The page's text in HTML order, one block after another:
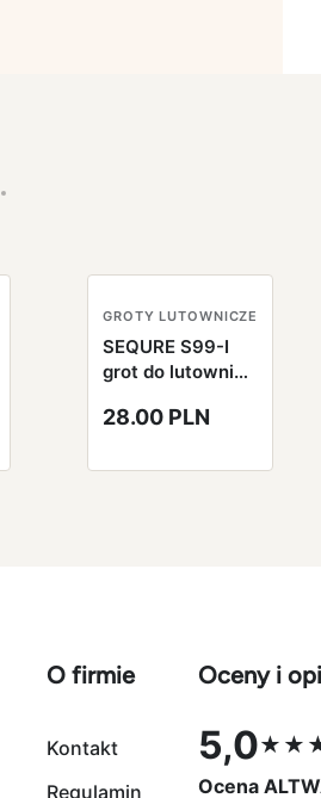
GROTY LUTOWNICZE
SEQURE S99-I
grot do lutownicy
28.00 PLN
O firmie
Kontakt
Regulamin
Oceny i
5,0
Ocena 5,0
Ocena